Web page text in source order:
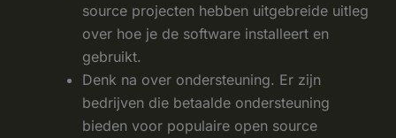
source projecten hebben uitgebreide uitleg
over hoe je de software installeert en
gebruikt.
Denk na over ondersteuning. Er zijn
bedrijven die betaalde ondersteuning
bieden voor populaire open source